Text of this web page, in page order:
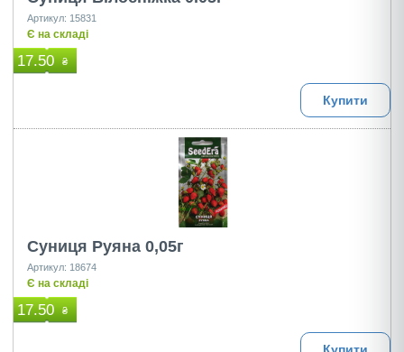
Артикул: 15831
Є на складі
17.50 ₴
Купити
Суниця Руяна 0,05г
Артикул: 18674
Є на складі
17.50 ₴